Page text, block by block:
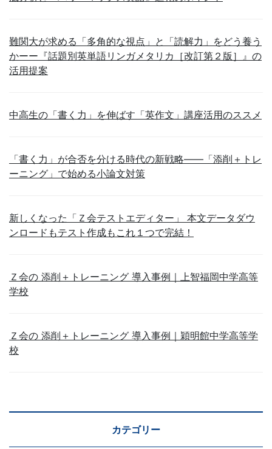
難関大が求める「多角的な視点」と「読解力」をどう養う
かーー『話題別英単語リンガメタリカ［改訂第２版］』の
活用提案
中高生の「書く力」を伸ばす「英作文」講座活用のススメ
「書く力」が合否を分ける時代の新戦略――「添削＋トレ
ーニング」で始める小論文対策
新しくなった「Ｚ会テストエディター」 本文データダウ
ンロードもテスト作成もこれ１つで完結！
Ｚ会の 添削＋トレーニング 導入事例｜上智福岡中学高等
学校
Ｚ会の 添削＋トレーニング 導入事例｜穎明館中学高等学
校
カテゴリー